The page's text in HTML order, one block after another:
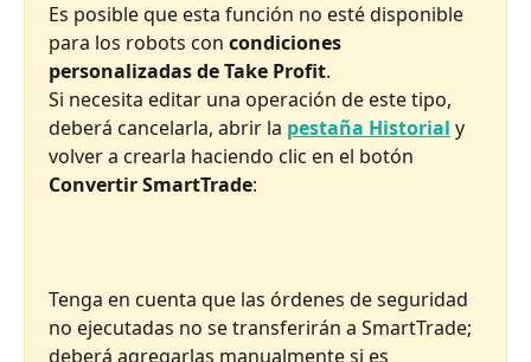
Es posible que esta función no esté disponible
para los robots con condiciones
personalizadas de Take Profit.
Si necesita editar una operación de este tipo,
deberá cancelarla, abrir la pestaña Historial y
volver a crearla haciendo clic en el botón
Convertir SmartTrade:
Tenga en cuenta que las órdenes de seguridad
no ejecutadas no se transferirán a SmartTrade;
deberá agregarlas manualmente si es